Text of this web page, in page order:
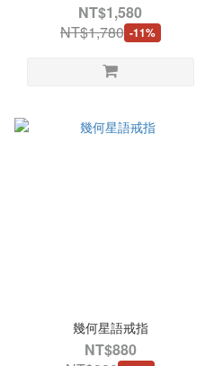
NT$1,580
NT$1,780 -11%
幾何星語戒指
NT$880